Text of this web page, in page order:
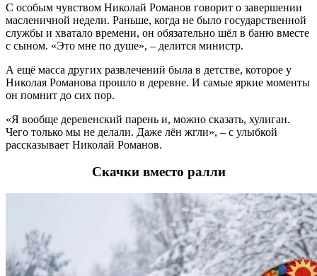
С особым чувством Николай Романов говорит о завершении
масленичной недели. Раньше, когда не было государственной
службы и хватало времени, он обязательно шёл в баню вместе
с сыном. «Это мне по душе», – делится министр.
А ещё масса других развлечений была в детстве, которое у
Николая Романова прошло в деревне. И самые яркие моменты
он помнит до сих пор.
«Я вообще деревенский парень и, можно сказать, хулиган.
Чего только мы не делали. Даже лён жгли», – с улыбкой
рассказывает Николай Романов.
Скачки вместо ралли